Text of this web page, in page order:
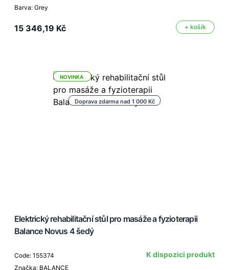
Barva: Grey
15 346,19 Kč + košík
Doprava zdarma nad 1 000 Kč
NOVINKA
Elektrický rehabilitační stůl pro masáže a fyzioterapii
Balance Novus 4 šedý
Code: 155374
Značka: BALANCE
K dispozici produkt